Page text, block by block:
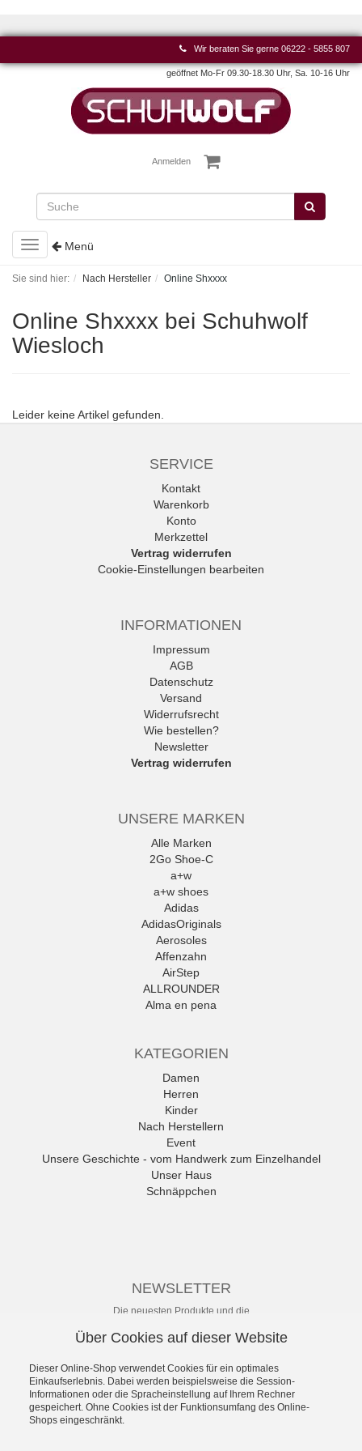
Wir beraten Sie gerne 06222 - 5855 807
geöffnet Mo-Fr 09.30-18.30 Uhr, Sa. 10-16 Uhr
Anmelden
Toggle
navigation
Menü
Sie sind hier: Nach Hersteller Online Shxxxx
Online Shxxxx bei Schuhwolf
Wiesloch
Leider keine Artikel gefunden.
SERVICE
Kontakt
Warenkorb
Konto
Merkzettel
Vertrag widerrufen
Cookie-Einstellungen bearbeiten
INFORMATIONEN
Impressum
AGB
Datenschutz
Versand
Widerrufsrecht
Wie bestellen?
Newsletter
Vertrag widerrufen
UNSERE MARKEN
Alle Marken
2Go Shoe-C
a+w
a+w shoes
Adidas
AdidasOriginals
Aerosoles
Affenzahn
AirStep
ALLROUNDER
Alma en pena
Amani
Andrea Conti
ANWR
anwr Schuh
ANXXXX
Apple of Eden
Ara
Mehr
KATEGORIEN
Damen
Herren
Kinder
Nach Herstellern
Event
Unsere Geschichte - vom Handwerk zum Einzelhandel
Unser Haus
Schnäppchen
NEWSLETTER
Die neuesten Produkte und die
Ihr nichts mehr verpasst.
Abonnieren
Über Cookies auf dieser Website
Dieser Online-Shop verwendet Cookies für ein optimales
Einkaufserlebnis. Dabei werden beispielsweise die Session-
Informationen oder die Spracheinstellung auf Ihrem Rechner
gespeichert. Ohne Cookies ist der Funktionsumfang des Online-
Shops eingeschränkt.